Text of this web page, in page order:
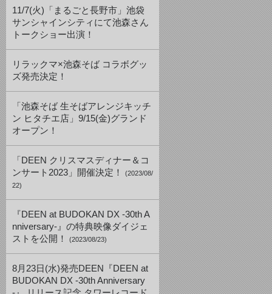
11/7(火)「まるごと長野市」池袋
サンシャインシティにて池森さん
トークショー出演！
リラックマ×池森そば コラボグッ
ズ発売決定！
「池森そば 生そばアレンジキッチ
ン ヒタチエ店」9/15(金)グランド
オープン！
「DEEN クリスマスディナー＆コ
ンサート2023」開催決定！
(2023/08/
22)
『DEEN at BUDOKAN DX -30th A
nniversary-』の特典映像ダイジェ
ストを公開！
(2023/08/23)
8月23日(水)発売DEEN『DEEN at
BUDOKAN DX -30th Anniversary